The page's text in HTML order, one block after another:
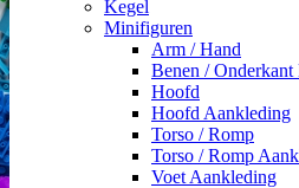
Kegel
Minifiguren
Arm / Hand
Benen /
Hoofd
Hoofd Aankleding
Torso / Romp
Torso / Romp
Voet Aankleding